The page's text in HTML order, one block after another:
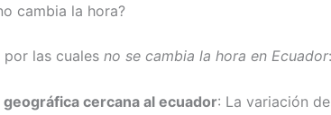
cambia la hora?
las cuales no se cambia la hora en Ecuador:
geográfica cercana al ecuador: La variación